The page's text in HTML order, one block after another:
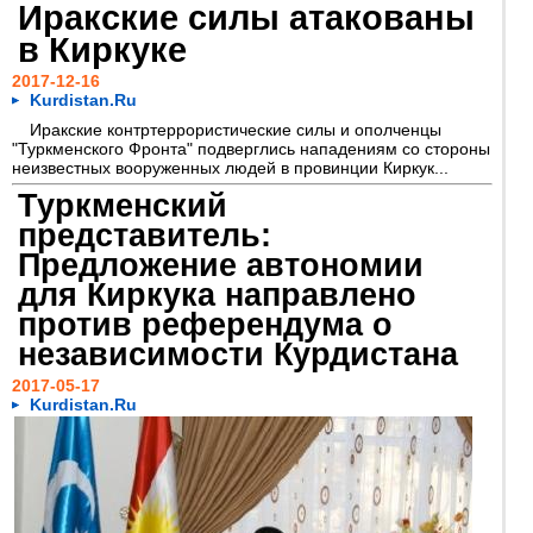
Иракские силы атакованы
в Киркуке
2017-12-16
Kurdistan.Ru
Иракские контртеррористические силы и ополченцы
"Туркменского Фронта" подверглись нападениям со стороны
неизвестных вооруженных людей в провинции Киркук...
Туркменский
представитель:
Предложение автономии
для Киркука направлено
против референдума о
независимости Курдистана
2017-05-17
Kurdistan.Ru